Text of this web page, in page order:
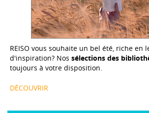
REISO vous souhaite un bel été, riche en
d'inspiration? Nos sélections des
toujours à votre disposition.
DÉCOUVRIR